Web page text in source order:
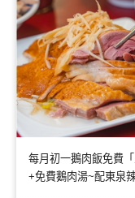
每月初一鵝肉飯免費
+免費鵝肉湯~配東泉